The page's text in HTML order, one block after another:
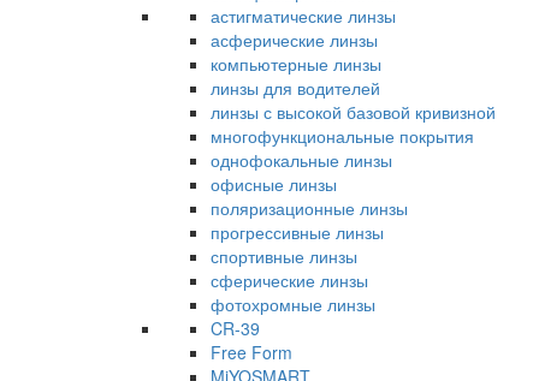
астигматические линзы
асферические линзы
компьютерные линзы
линзы для водителей
линзы с высокой базовой кривизной
многофункциональные покрытия
однофокальные линзы
офисные линзы
поляризационные линзы
прогрессивные линзы
спортивные линзы
сферические линзы
фотохромные линзы
CR-39
Free Form